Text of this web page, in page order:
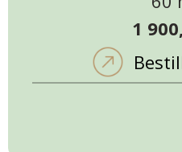
1